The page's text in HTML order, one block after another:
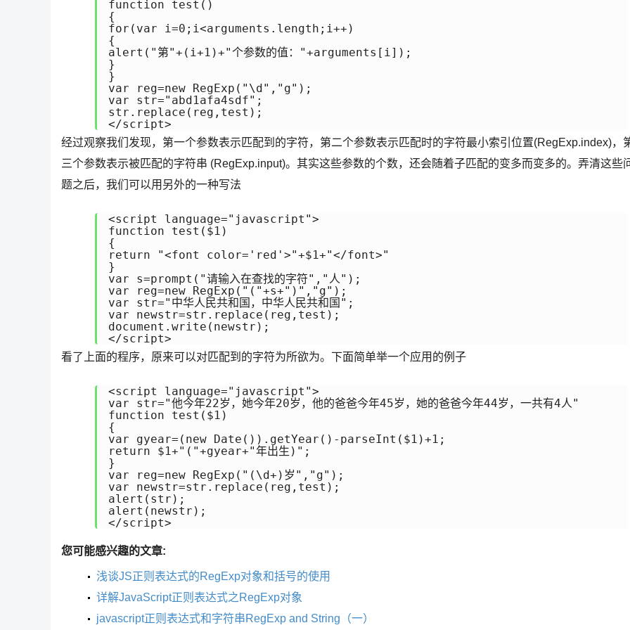
function test()
{
for(var i=0;i<arguments.length;i++)
{
alert("第"+(i+1)+"个参数的值："+arguments[i]);
}
}
var reg=new RegExp("\d","g");
var str="abd1afa4sdf";
str.replace(reg,test);
</script>
经过观察我们发现，第一个参数表示匹配到的字符，第二个参数表示匹配时的字符最小索引位置(RegExp.index)，
三个参数表示被匹配的字符串 (RegExp.input)。其实这些参数的个数，还会随着子匹配的变多而变多的。弄清这些
题之后，我们可以用另外的一种写法
<script language="javascript">
function test($1)
{
return "<font color='red'>"+$1+"</font>"
}
var s=prompt("请输入在查找的字符","人");
var reg=new RegExp("("+s+")","g");
var str="中华人民共和国，中华人民共和国";
var newstr=str.replace(reg,test);
document.write(newstr);
</script>
看了上面的程序，原来可以对匹配到的字符为所欲为。下面简单举一个应用的例子
<script language="javascript">
var str="他今年22岁，她今年20岁，他的爸爸今年45岁，她的爸爸今年44岁，一共有4人"
function test($1)
{
var gyear=(new Date()).getYear()-parseInt($1)+1;
return $1+"("+gyear+"年出生)";
}
var reg=new RegExp("(\d+)岁","g");
var newstr=str.replace(reg,test);
alert(str);
alert(newstr);
</script>
您可能感兴趣的文章:
浅谈JS正则表达式的RegExp对象和括号的使用
详解JavaScript正则表达式之RegExp对象
javascript正则表达式和字符串RegExp and String（一）